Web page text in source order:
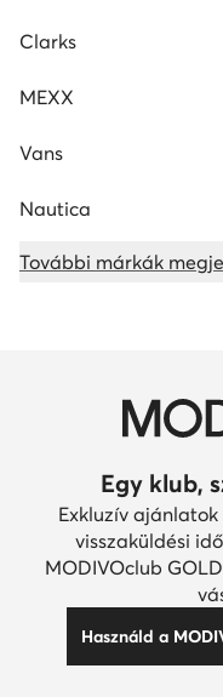
Clarks
MEXX
Vans
Nautica
További márkák
Egy klub,
Exkluzív
visszaküldési
MODIVOclub
Használd a